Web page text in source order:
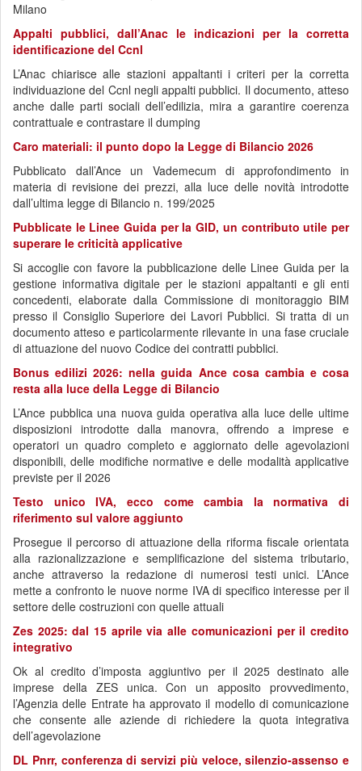
Milano
Appalti pubblici, dall’Anac le indicazioni per la corretta
identificazione del Ccnl
L’Anac chiarisce alle stazioni appaltanti i criteri per la corretta
individuazione del Ccnl negli appalti pubblici. Il documento, atteso
anche dalle parti sociali dell’edilizia, mira a garantire coerenza
contrattuale e contrastare il dumping
Caro materiali: il punto dopo la Legge di Bilancio 2026
Pubblicato dall’Ance un Vademecum di approfondimento in
materia di revisione dei prezzi, alla luce delle novità introdotte
dall’ultima legge di Bilancio n. 199/2025
Pubblicate le Linee Guida per la GID, un contributo utile per
superare le criticità applicative
Si accoglie con favore la pubblicazione delle Linee Guida per la
gestione informativa digitale per le stazioni appaltanti e gli enti
concedenti, elaborate dalla Commissione di monitoraggio BIM
presso il Consiglio Superiore dei Lavori Pubblici. Si tratta di un
documento atteso e particolarmente rilevante in una fase cruciale
di attuazione del nuovo Codice dei contratti pubblici.
Bonus edilizi 2026: nella guida Ance cosa cambia e cosa
resta alla luce della Legge di Bilancio
L’Ance pubblica una nuova guida operativa alla luce delle ultime
disposizioni introdotte dalla manovra, offrendo a imprese e
operatori un quadro completo e aggiornato delle agevolazioni
disponibili, delle modifiche normative e delle modalità applicative
previste per il 2026
Testo unico IVA, ecco come cambia la normativa di
riferimento sul valore aggiunto
Prosegue il percorso di attuazione della riforma fiscale orientata
alla razionalizzazione e semplificazione del sistema tributario,
anche attraverso la redazione di numerosi testi unici. L’Ance
mette a confronto le nuove norme IVA di specifico interesse per il
settore delle costruzioni con quelle attuali
Zes 2025: dal 15 aprile via alle comunicazioni per il credito
integrativo
Ok al credito d’imposta aggiuntivo per il 2025 destinato alle
imprese della ZES unica. Con un apposito provvedimento,
l’Agenzia delle Entrate ha approvato il modello di comunicazione
che consente alle aziende di richiedere la quota integrativa
dell’agevolazione
DL Pnrr, conferenza di servizi più veloce, silenzio-assenso e